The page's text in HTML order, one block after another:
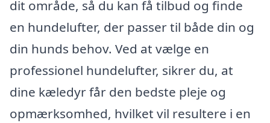
dit område, så du kan få tilbud og finde
en hundelufter, der passer til både din og
din hunds behov. Ved at vælge en
professionel hundelufter, sikrer du, at
dine kæledyr får den bedste pleje og
opmærksomhed, hvilket vil resultere i en